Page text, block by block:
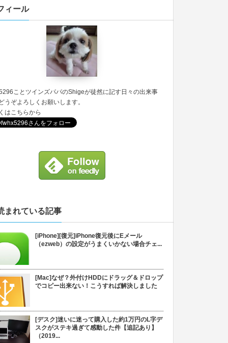
ィール
ことツインズパパのShigeが徒然に記す日々の出来事
うぞよろしくお願いします。
はこちらから
まれている記事
[iPhone][復元]iPhone復元後にEメール
（ezweb）の設定がうまくいかない場合チェ...
[Mac]なぜ？外付けHDDにドラッグ＆ドロップ
でコピー出来ない！こうすれば解決しました
[デスク]迷いに迷って購入した約1万円のL字デ
スクがステキ過ぎて感動した件【追記あり】
（2019...